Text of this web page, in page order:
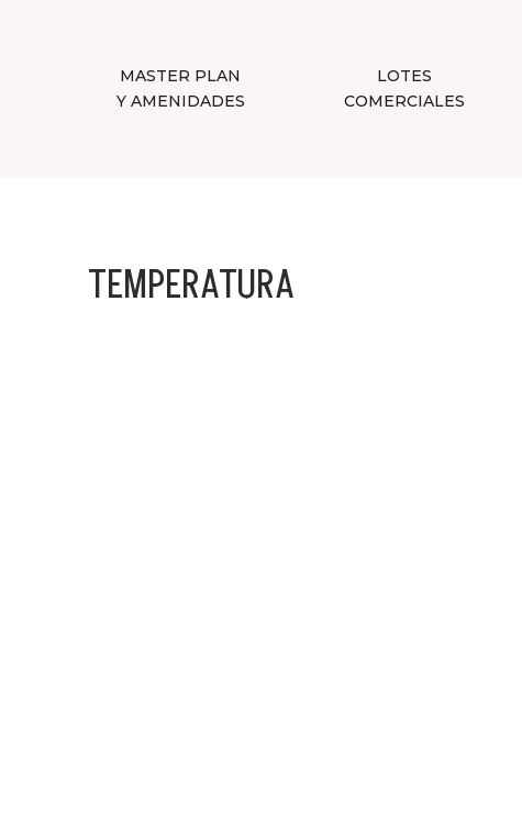
MASTER PLAN
Y AMENIDADES
LOTES
COMERCIALES
TEMPERATURA